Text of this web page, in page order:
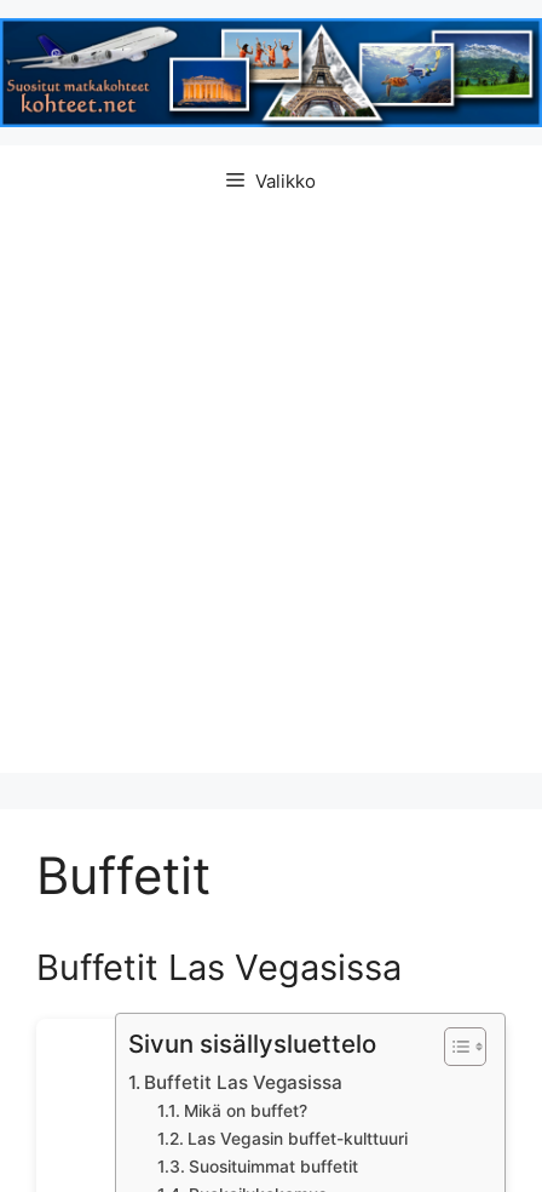
Valikko
Buffetit
Buffetit Las Vegasissa
Sivun sisällysluettelo
Buffetit Las Vegasissa
Mikä on buffet?
Las Vegasin buffet-kulttuuri
Suosituimmat buffetit